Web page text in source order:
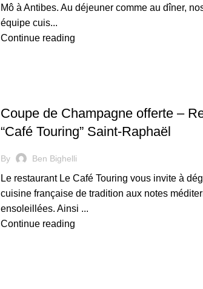
Mô à Antibes. Au déjeuner comme au dîner,
équipe cuis...
Continue reading
Coupe de Champagne offerte –
“Café Touring” Saint-Raphaël
By Ben Bighelli
Le restaurant Le Café Touring vous invite à
cuisine française de tradition aux notes
ensoleillées. Ainsi ...
Continue reading